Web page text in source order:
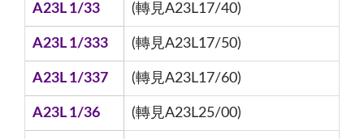
A23L 1/33 (轉見A23L17/40)
A23L 1/333 (轉見A23L17/50)
A23L 1/337 (轉見A23L17/60)
A23L 1/36 (轉見A23L25/00)